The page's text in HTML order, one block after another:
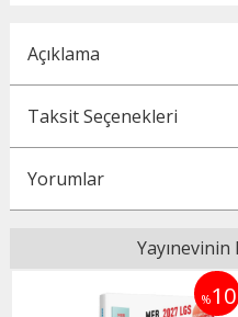
Açıklama
Taksit Seçenekleri
Yorumlar
%10